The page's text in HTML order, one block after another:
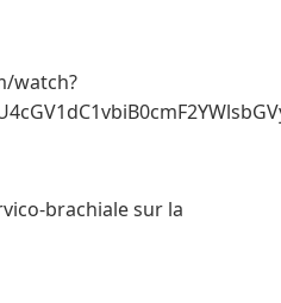
watch?
brachiale sur la